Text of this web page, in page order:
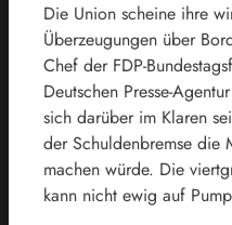
Die Union scheine ihre
Überzeugungen über
Chef der FDP-
Deutschen Presse-
sich darüber im Klaren
der Schuldenbremse die
machen würde. Die
kann nicht ewig auf